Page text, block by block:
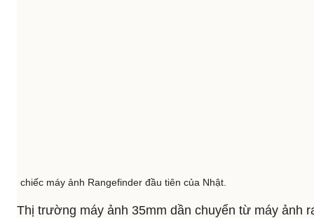
chiếc máy ảnh Rangefinder đầu tiên của Nhật.
Thị trường máy ảnh 35mm dần chuyển từ máy ảnh